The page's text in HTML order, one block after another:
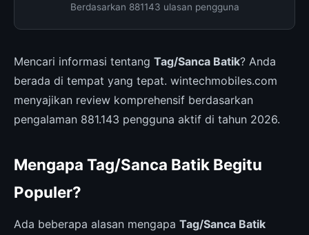
Berdasarkan 881143 ulasan pengguna
Mencari informasi tentang Tag/Sanca Batik? Anda
berada di tempat yang tepat. wintechmobiles.com
menyajikan review komprehensif berdasarkan
pengalaman 881.143 pengguna aktif di tahun 2026.
Mengapa Tag/Sanca Batik Begitu
Populer?
Ada beberapa alasan mengapa Tag/Sanca Batik